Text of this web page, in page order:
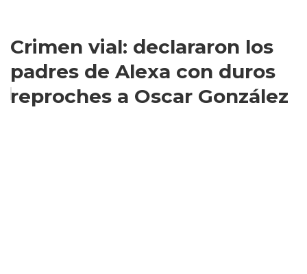
Crimen vial: declararon los
padres de Alexa con duros
reproches a Oscar González